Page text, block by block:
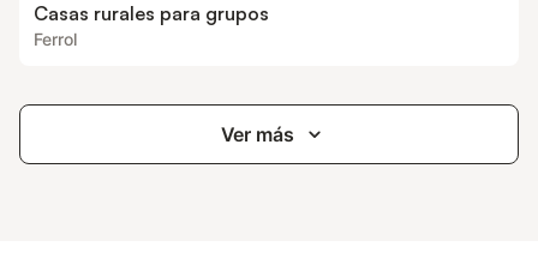
Casas rurales para grupos
Ferrol
Ver más